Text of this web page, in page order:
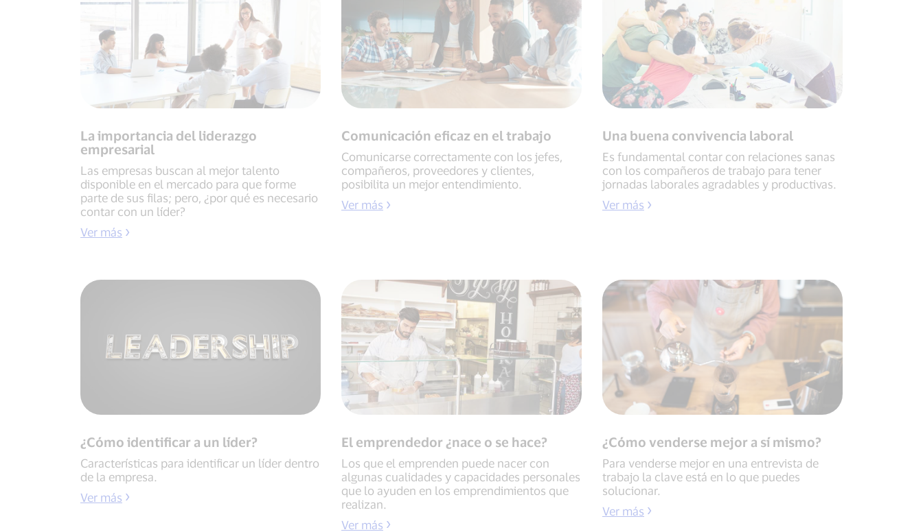
La importancia del liderazgo
empresarial
Las empresas buscan al mejor talento
disponible en el mercado para que forme
parte de sus filas; pero, ¿por qué es necesario
contar con un líder?
Ver más
Comunicación eficaz en el trabajo
Comunicarse correctamente con los jefes,
compañeros, proveedores y clientes,
posibilita un mejor entendimiento.
Ver más
Una buena convivencia laboral
Es fundamental contar con relaciones sanas
con los compañeros de trabajo para tener
jornadas laborales agradables y productivas.
Ver más
¿Cómo identificar a un líder?
Características para identificar un líder dentro
de la empresa.
Ver más
El emprendedor ¿nace o se hace?
Los que el emprenden puede nacer con
algunas cualidades y ca­pacidades personales
que lo ayuden en los emprendimientos que
reali­zan.
Ver más
¿Cómo venderse mejor a sí mismo?
Para venderse mejor en una entrevista de
trabajo la clave está en lo que puedes
solucionar.
Ver más